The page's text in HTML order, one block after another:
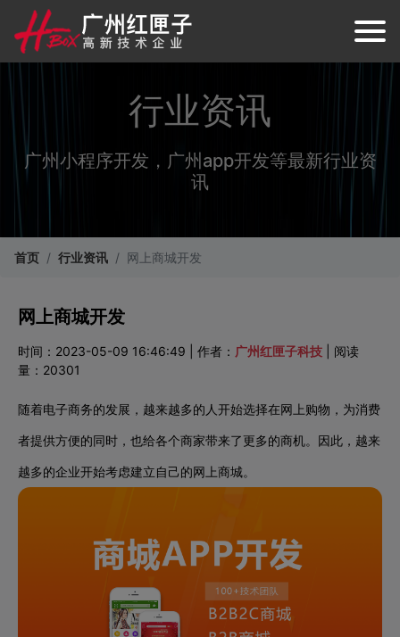
行业资讯
广州小程序开发，广州app开发等最新行业资
讯
首页 行业资讯 网上商城开发
网上商城开发
时间：2023-05-09 16:46:49 | 作者： 广州红匣子科技 | 阅读
量：20301
随着电子商务的发展，越来越多的人开始选择在网上购物，为消费
者提供方便的同时，也给各个商家带来了更多的商机。因此，越来
越多的企业开始考虑建立自己的网上商城。